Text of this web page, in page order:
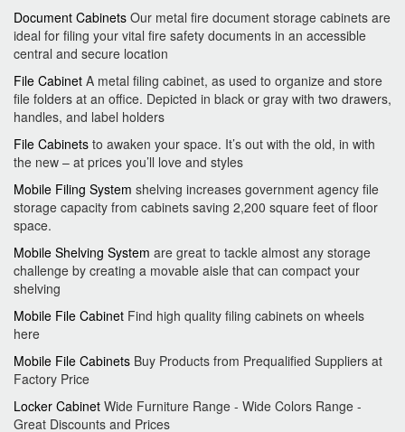
Document Cabinets Our metal fire document storage cabinets are
ideal for filing your vital fire safety documents in an accessible
central and secure location
File Cabinet A metal filing cabinet, as used to organize and store
file folders at an office. Depicted in black or gray with two drawers,
handles, and label holders
File Cabinets to awaken your space. It’s out with the old, in with
the new – at prices you’ll love and styles
Mobile Filing System shelving increases government agency file
storage capacity from cabinets saving 2,200 square feet of floor
space.
Mobile Shelving System are great to tackle almost any storage
challenge by creating a movable aisle that can compact your
shelving
Mobile File Cabinet Find high quality filing cabinets on wheels
here
Mobile File Cabinets Buy Products from Prequalified Suppliers at
Factory Price
Locker Cabinet Wide Furniture Range - Wide Colors Range -
Great Discounts and Prices